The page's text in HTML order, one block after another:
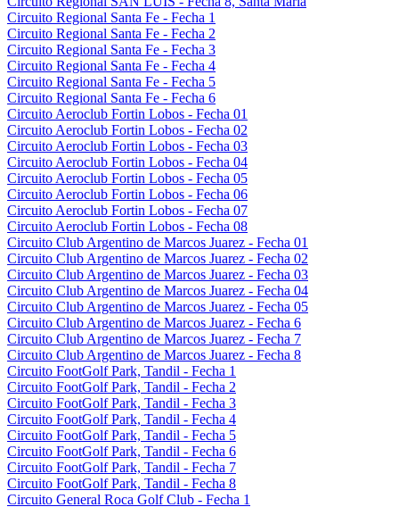
Circuito Regional Santa Fe - Fecha 1
Circuito Regional Santa Fe - Fecha 2
Circuito Regional Santa Fe - Fecha 3
Circuito Regional Santa Fe - Fecha 4
Circuito Regional Santa Fe - Fecha 5
Circuito Regional Santa Fe - Fecha 6
Circuito Aeroclub Fortin Lobos - Fecha 01
Circuito Aeroclub Fortin Lobos - Fecha 02
Circuito Aeroclub Fortin Lobos - Fecha 03
Circuito Aeroclub Fortin Lobos - Fecha 04
Circuito Aeroclub Fortin Lobos - Fecha 05
Circuito Aeroclub Fortin Lobos - Fecha 06
Circuito Aeroclub Fortin Lobos - Fecha 07
Circuito Aeroclub Fortin Lobos - Fecha 08
Circuito Club Argentino de Marcos Juarez - Fecha 01
Circuito Club Argentino de Marcos Juarez - Fecha 02
Circuito Club Argentino de Marcos Juarez - Fecha 03
Circuito Club Argentino de Marcos Juarez - Fecha 04
Circuito Club Argentino de Marcos Juarez - Fecha 05
Circuito Club Argentino de Marcos Juarez - Fecha 6
Circuito Club Argentino de Marcos Juarez - Fecha 7
Circuito Club Argentino de Marcos Juarez - Fecha 8
Circuito FootGolf Park, Tandil - Fecha 1
Circuito FootGolf Park, Tandil - Fecha 2
Circuito FootGolf Park, Tandil - Fecha 3
Circuito FootGolf Park, Tandil - Fecha 4
Circuito FootGolf Park, Tandil - Fecha 5
Circuito FootGolf Park, Tandil - Fecha 6
Circuito FootGolf Park, Tandil - Fecha 7
Circuito FootGolf Park, Tandil - Fecha 8
Circuito General Roca Golf Club - Fecha 1